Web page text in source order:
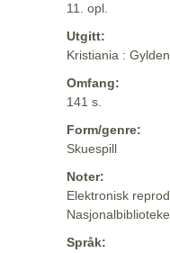
11. opl.
Utgitt:
Kristiania :
Omfang:
141 s.
Form/genre:
Skuespill
Noter:
Elektronisk
Språk: